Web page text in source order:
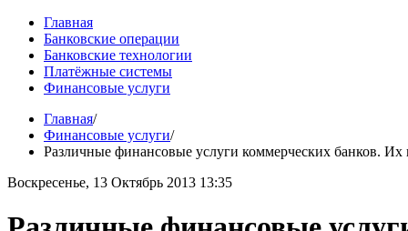
Главная
Банковские операции
Банковские технологии
Платёжные системы
Финансовые услуги
Главная/
Финансовые услуги/
Различные финансовые услуги коммерческих банков.
Воскресенье, 13 Октябрь 2013 13:35